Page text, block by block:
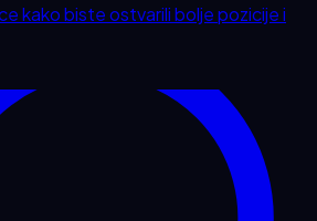
kako biste ostvarili bolje pozicije i